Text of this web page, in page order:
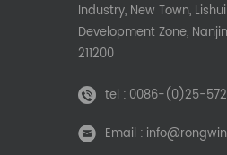
Industry, New Town,
Development Zone,
211200
tel : 0086-(0)25-
Email :